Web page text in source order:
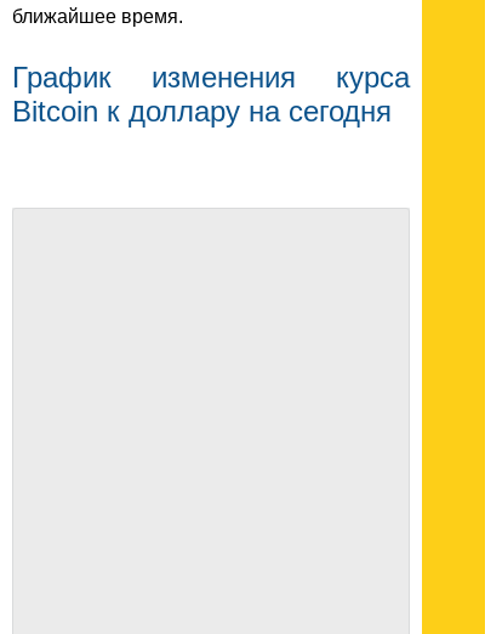
ближайшее время.
График изменения курса
Bitcoin к доллару на сегодня